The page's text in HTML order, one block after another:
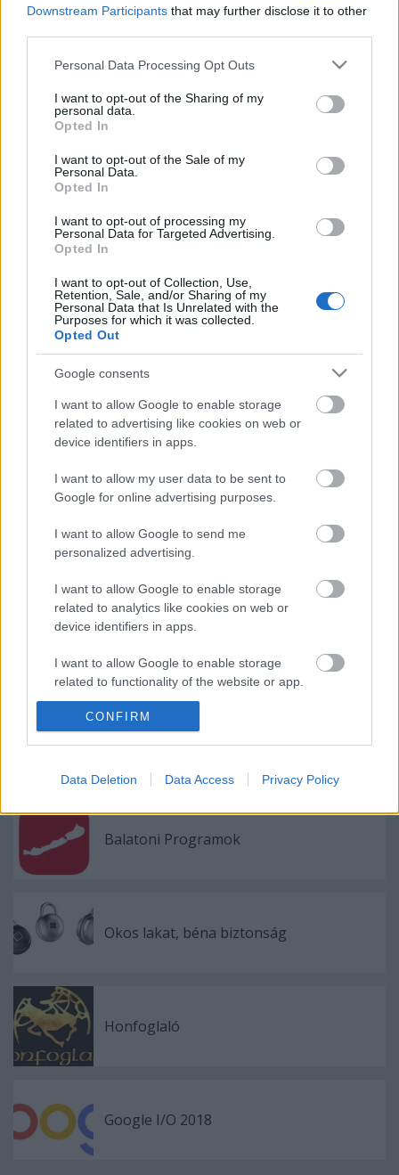
Downstream Participants that may further disclose it to other
Please note that this website/app uses one or more Google
not limited to your visit or usage behaviour. You may click to
grant or deny consent to Google and its third-party tags to
use your data for below specified purposes in below Google
consent section.
Personal Data Processing Opt Outs
I want to opt-out of the Sharing of my
personal data.
Opted In
I want to opt-out of the Sale of my
Personal Data.
Opted In
I want to opt-out of processing my
Personal Data for Targeted Advertising.
Opted In
I want to opt-out of Collection, Use,
Retention, Sale, and/or Sharing of my
Personal Data that Is Unrelated with the
Purposes for which it was collected.
Opted Out
Google consents
I want to allow Google to enable storage
related to advertising like cookies on web or
device identifiers in apps.
I want to allow my user data to be sent to
Google for online advertising purposes.
I want to allow Google to send me
personalized advertising.
I want to allow Google to enable storage
related to analytics like cookies on web or
device identifiers in apps.
I want to allow Google to enable storage
related to functionality of the website or app.
I want to allow Google to enable storage
related to personalization.
I want to allow Google to enable storage
functionality and fraud prevention, and other
user protection.
CONFIRM
Data Deletion Data Access Privacy Policy
Az applikáció hamarosan elérhetővé válik, értesítést
és további tájékoztatást a
Alkalmazás Fejlesztés
Ajánlott bejegyzések:
Saját mobiltokok kavalkádja
Balatoni Programok
Okos lakat, béna biztonság
Honfoglaló
Google I/O 2018